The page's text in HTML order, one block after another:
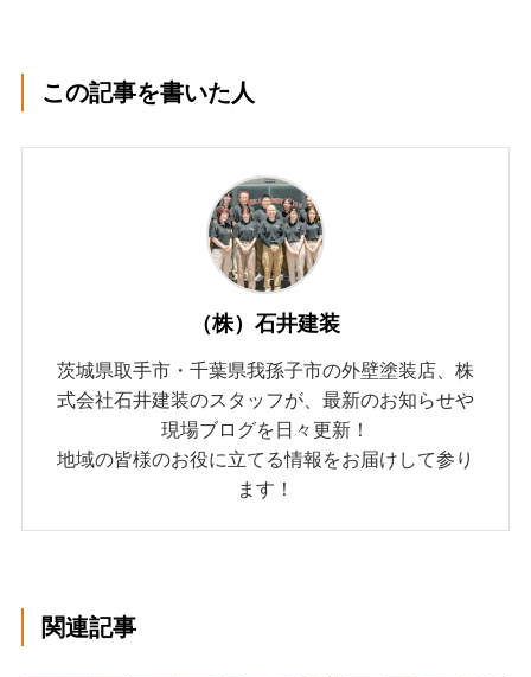
この記事を書いた人
（株）石井建装
茨城県取手市・千葉県我孫子市の外壁塗装店、株
式会社石井建装のスタッフが、最新のお知らせや
現場ブログを日々更新！
地域の皆様のお役に立てる情報をお届けして参り
ます！
関連記事